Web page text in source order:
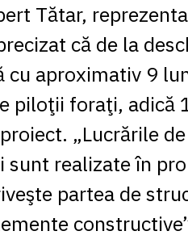
Tătar,
că de la
cu aproximativ 9
piloţii foraţi, adică
„Lucrările
sunt realizate în
partea de